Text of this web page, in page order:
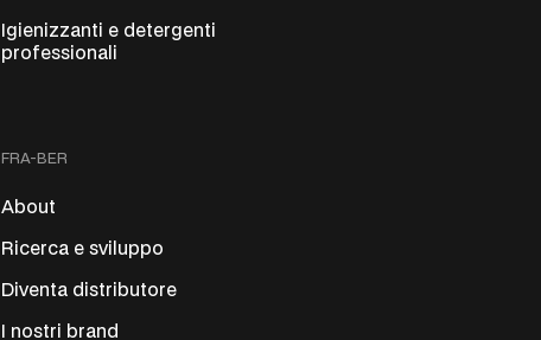
Igienizzanti e detergenti
professionali
FRA-BER
About
Ricerca e sviluppo
Diventa distributore
I nostri brand